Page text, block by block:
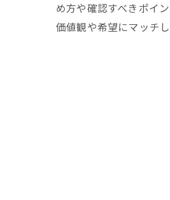
め方や確認すべきポイ
価値観や希望にマッチ